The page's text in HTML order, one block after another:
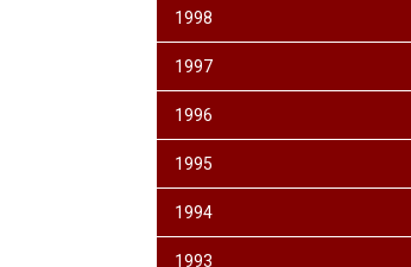
1998
1997
1996
1995
1994
1993